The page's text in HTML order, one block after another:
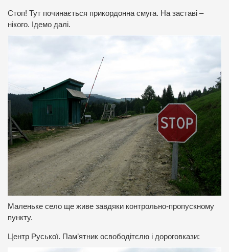
Стоп! Тут починається прикордонна смуга. На заставі –
нікого. Ідемо далі.
Маленьке село ще живе завдяки контрольно-пропускному
пункту.
Центр Руської. Пам’ятник освободітєлю і дороговкази: